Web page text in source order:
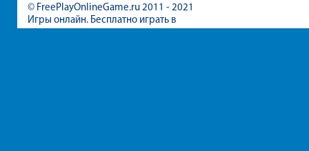
© FreePlayOnlineGame.ru 2011 - 2021
Игры онлайн. Бесплатно играть в
игры для девочек и мальчиков